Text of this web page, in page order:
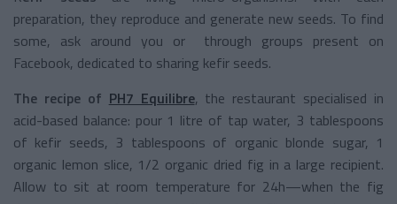
preparation, they reproduce and generate new seeds. To find
some, ask around you or through groups present on
Facebook, dedicated to sharing kefir seeds.
The recipe of PH7 Equilibre, the restaurant specialised in
acid-based balance: pour 1 litre of tap water, 3 tablespoons
of kefir seeds, 3 tablespoons of organic blonde sugar, 1
organic lemon slice, 1/2 organic dried fig in a large recipient.
Allow to sit at room temperature for 24h—when the fig